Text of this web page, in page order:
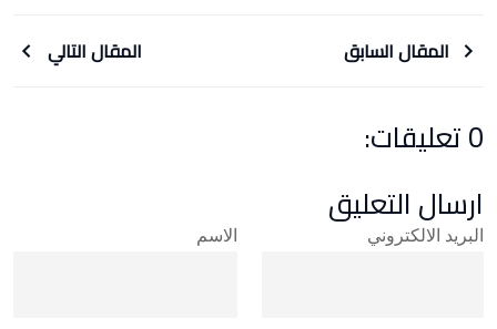
المقال السابق المقال التالي
0 تعليقات:
ارسال التعليق
الاسم البريد الالكتروني